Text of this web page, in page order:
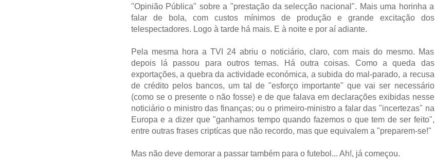
"Opinião Pública" sobre a "prestação da selecção nacional". Mais uma horinha a
falar de bola, com custos mínimos de produção e grande excitação dos
telespectadores. Logo à tarde há mais. E à noite e por aí adiante.
Pela mesma hora a TVI 24 abriu o noticiário, claro, com mais do mesmo. Mas
depois lá passou para outros temas. Há outra coisas. Como a queda das
exportações, a quebra da actividade económica, a subida do mal-parado, a recusa
de crédito pelos bancos, um tal de "esforço importante" que vai ser necessário
(como se o presente o não fosse) e de que falava em declarações exibidas nesse
noticiário o ministro das finanças; ou o primeiro-ministro a falar das "incertezas" na
Europa e a dizer que "ganhamos tempo quando fazemos o que tem de ser feito",
entre outras frases criptícas que não recordo, mas que equivalem a "preparem-se!"
Mas não deve demorar a passar também para o futebol... Ah!, já começou.